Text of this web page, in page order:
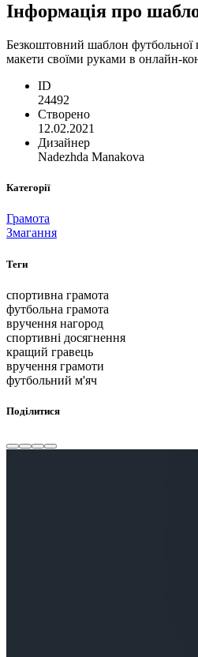
Інформація про
Безкоштовний шаблон
макети своїми руками в онлайн-
ID
24492
Створено
12.02.2021
Дизайнер
Nadezhda Manakova
Категорії
Грамота
Змагання
Теги
спортивна грамота
футбольна грамота
вручення нагород
спортивні досягнення
кращий гравець
вручення грамоти
футбольний м'яч
Поділитися